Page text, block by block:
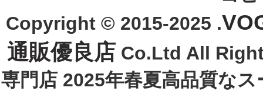
Copyright © 2015-2025 .
通販優良店 Co.Ltd All
専門店 2025年春夏高品質な